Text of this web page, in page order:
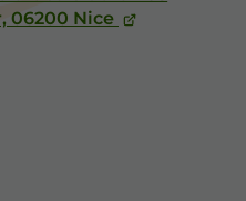
06200 Nice